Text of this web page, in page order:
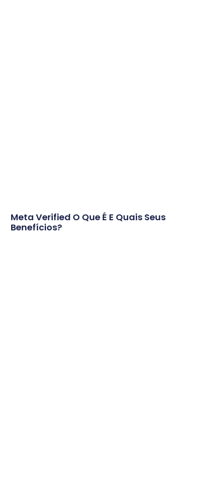
Meta Verified O Que É E Quais Seus
Benefícios?